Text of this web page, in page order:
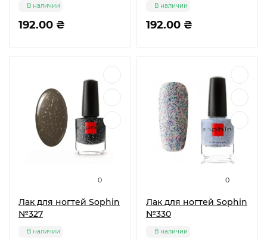
192.00 ₴
В наличии
192.00 ₴
В наличии
0
Лак для ногтей Sophin
№327
В наличии
0
Лак для ногтей Sophin
№330
В наличии